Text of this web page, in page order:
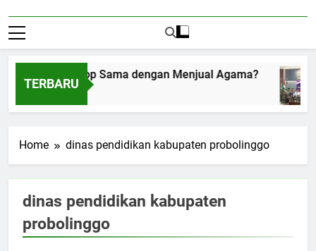
TERBARU
Amplop Sama dengan Menjual Agama?
1, 2026
Home dinas pendidikan kabupaten probolinggo
dinas pendidikan kabupaten
probolinggo